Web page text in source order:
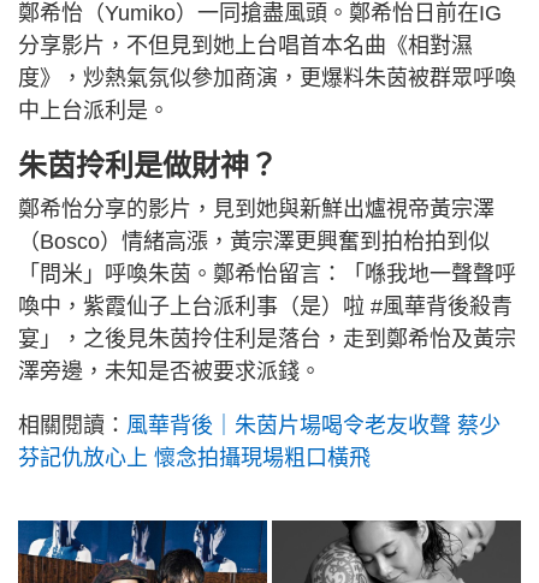
鄭希怡（Yumiko）一同搶盡風頭。鄭希怡日前在IG
分享影片，不但見到她上台唱首本名曲《相對濕
度》，炒熱氣氛似參加商演，更爆料朱茵被群眾呼喚
中上台派利是。
朱茵拎利是做財神？
鄭希怡分享的影片，見到她與新鮮出爐視帝黃宗澤
（Bosco）情緒高漲，黃宗澤更興奮到拍枱拍到似
「問米」呼喚朱茵。鄭希怡留言：「喺我地一聲聲呼
喚中，紫霞仙子上台派利事（是）啦 #風華背後殺青
宴」，之後見朱茵拎住利是落台，走到鄭希怡及黃宗
澤旁邊，未知是否被要求派錢。
相關閱讀： 風華背後｜朱茵片場喝令老友收聲 蔡少
芬記仇放心上 懷念拍攝現場粗口橫飛